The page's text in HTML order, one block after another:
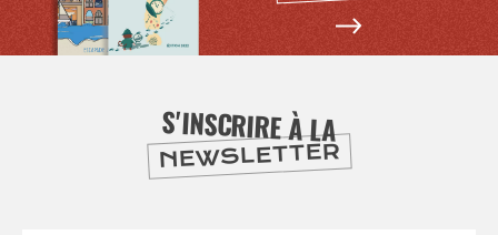
S'INSCRIRE À LA
NEWSLETTER